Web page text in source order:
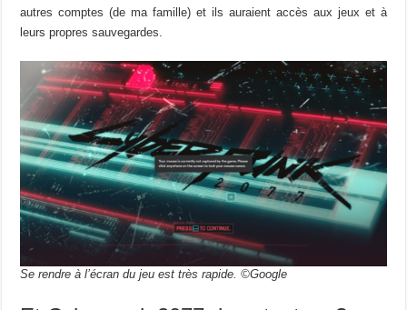
autres comptes (de ma famille) et ils auraient accès aux jeux et à
leurs propres sauvegardes.
Se rendre à l’écran du jeu est très rapide. ©Google